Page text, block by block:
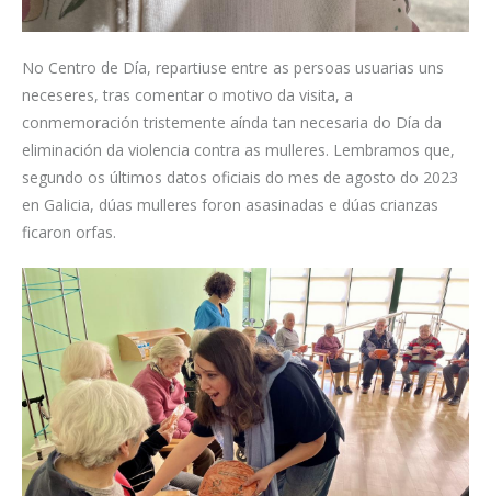
No Centro de Día, repartiuse entre as persoas usuarias uns
neceseres, tras comentar o motivo da visita, a
conmemoración tristemente aínda tan necesaria do Día da
eliminación da violencia contra as mulleres. Lembramos que,
segundo os últimos datos oficiais do mes de agosto do 2023
en Galicia, dúas mulleres foron asasinadas e dúas crianzas
ficaron orfas.